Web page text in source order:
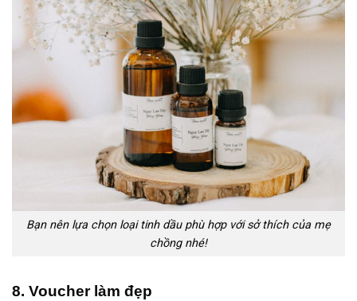
Bạn nên lựa chọn loại tinh dầu phù hợp với sở thích của mẹ
chồng nhé!
8. Voucher làm đẹp